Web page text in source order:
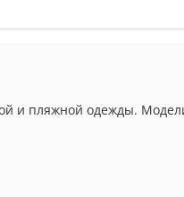
и пляжной одежды.